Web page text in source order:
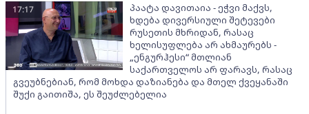
პაატა დავითაია - ეჭვი მაქვს,
ხდება დივერსიული შეტევები
რუსეთის მხრიდან, რასაც
ხელისუფლება არ ახმაურებს -
„ენგურჰესი“ მთლიან
საქართველოს არ ფარავს, რასაც
გვეუბნებიან, რომ მოხდა დაზიანება და მთელ ქვეყანაში
შუქი გაითიშა, ეს შეუძლებელია
17:17